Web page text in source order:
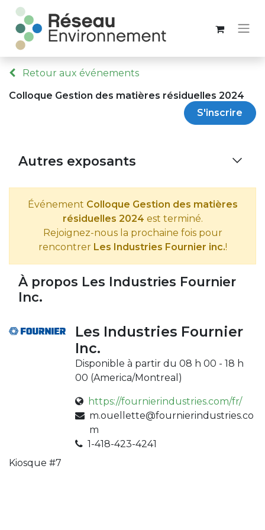
Retour aux événements
Colloque Gestion des matières résiduelles 2024
S'inscrire
Autres exposants
Événement Colloque Gestion des matières
résiduelles 2024 est terminé.
Rejoignez-nous la prochaine fois pour
rencontrer Les Industries Fournier inc.!
À propos Les Industries Fournier
Inc.
Les Industries Fournier
Inc.
Disponible à partir du 08 h 00 - 18 h
00 (America/Montreal )
https://fournierindustries.com/fr/
m.ouellette@fournierindustries.co
m
1-418-423-4241
Kiosque #7